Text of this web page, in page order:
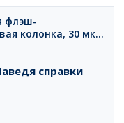
флэш-
колонка, 30 мкм,
справки